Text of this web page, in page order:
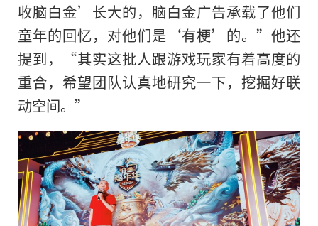
收脑白金’长大的，脑白金广告承载了他们
童年的回忆，对他们是‘有梗’的。”他还
提到，“其实这批人跟游戏玩家有着高度的
重合，希望团队认真地研究一下，挖掘好联
动空间。”